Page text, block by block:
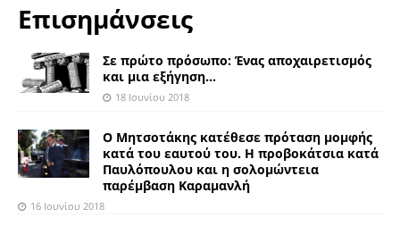
Επισημάνσεις
Σε πρώτο πρόσωπο: Ένας αποχαιρετισμός
και μια εξήγηση…
18 Ιουνίου 2018
Ο Μητσοτάκης κατέθεσε πρόταση μομφής
κατά του εαυτού του. Η προβοκάτσια κατά
Παυλόπουλου και η σολομώντεια
παρέμβαση Καραμανλή
16 Ιουνίου 2018